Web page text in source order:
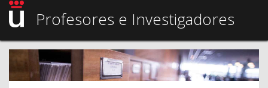
Profesores e Investigadores